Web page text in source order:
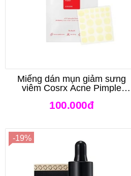
Miếng dán mụn giảm sưng
viêm Cosrx Acne Pimple
100.000đ
-19%